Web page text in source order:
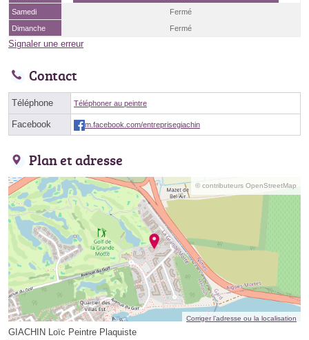
Samedi
Fermé
Dimanche
Fermé
Signaler une erreur
Contact
Téléphone Téléphoner au peintre
Facebook m.facebook.com/entreprisegiachin
Plan et adresse
© contributeurs OpenStreetMap
Corriger l’adresse ou la localisation
GIACHIN Loïc Peintre Plaquiste